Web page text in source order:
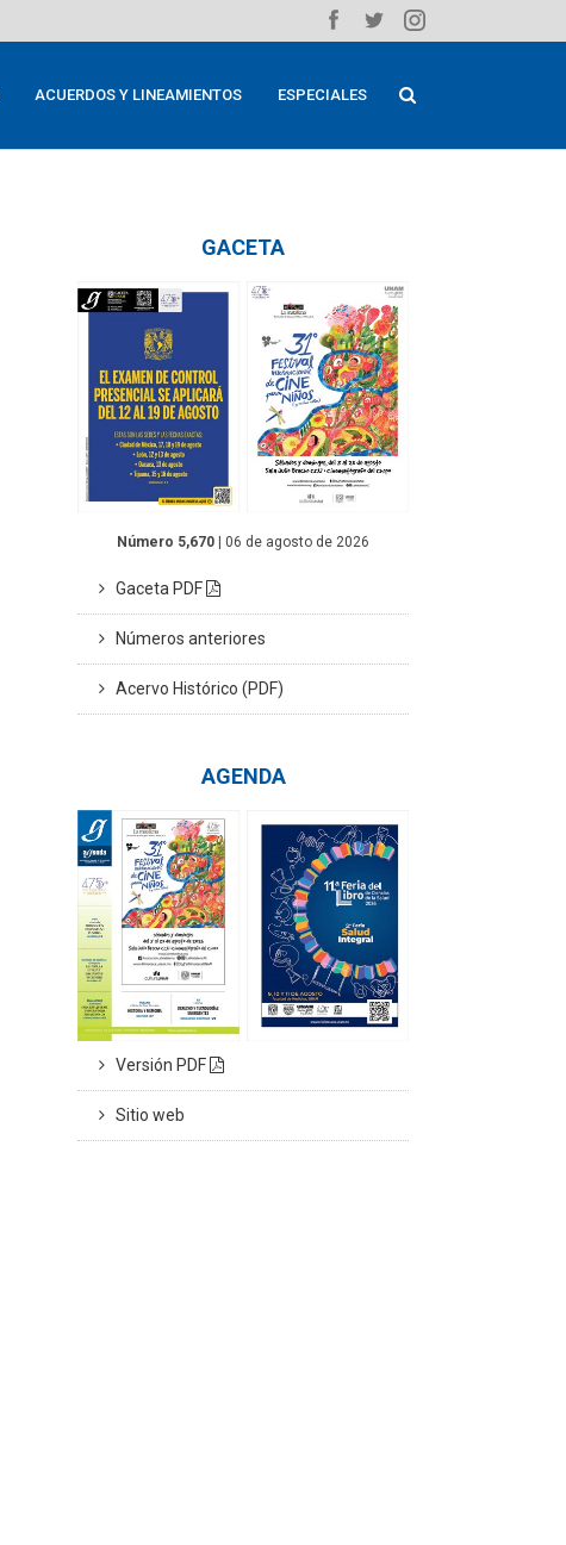
ACUERDOS Y LINEAMIENTOS ESPECIALES
GACETA
Número 5,670 | 06 de agosto de 2026
Gaceta PDF
Números anteriores
Acervo Histórico (PDF)
AGENDA
Versión PDF
Sitio web